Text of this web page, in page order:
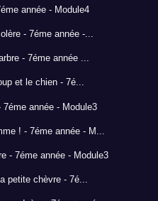
année - Module4
- 7éme année -...
- 7éme année ...
et le chien - 7é...
7éme année - Module3
! - 7éme année - M...
- 7éme année - Module3
petite chèvre - 7é...